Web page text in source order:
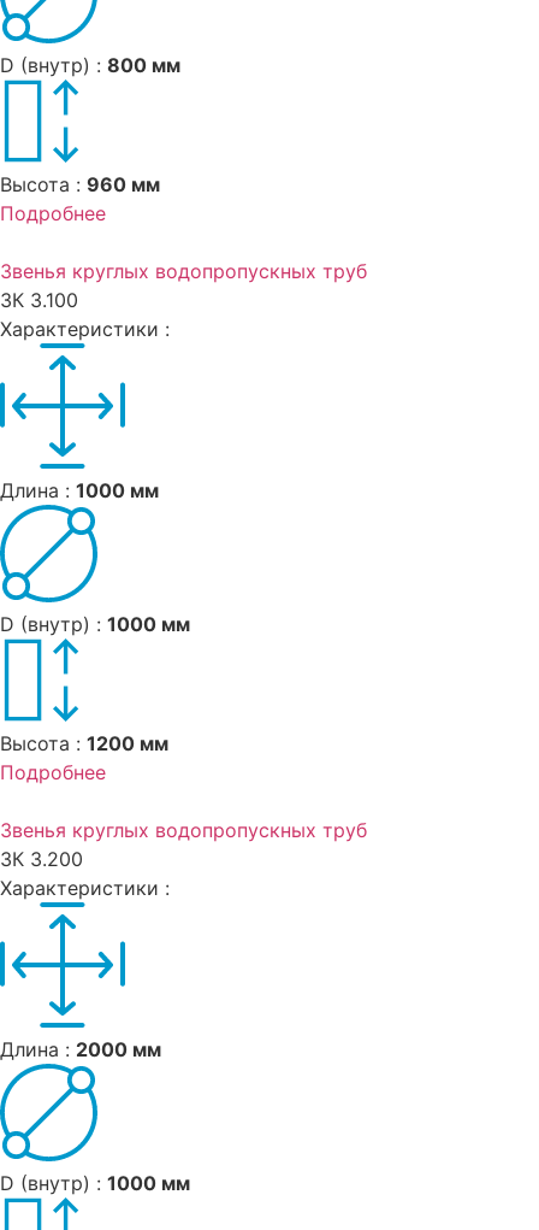
D (внутр) : 800 мм
Высота : 960 мм
Подробнее
Звенья круглых водопропускных труб
ЗК 3.100
Характеристики :
Длина : 1000 мм
D (внутр) : 1000 мм
Высота : 1200 мм
Подробнее
Звенья круглых водопропускных труб
ЗК 3.200
Характеристики :
Длина : 2000 мм
D (внутр) : 1000 мм